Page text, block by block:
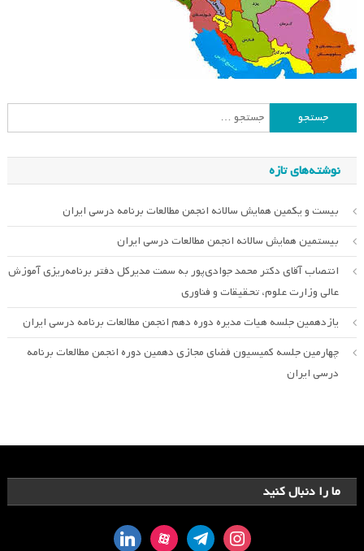
جستجو
برای:
نوشته‌های تازه
بیست و یکمین همایش سالانه انجمن مطالعات برنامه درسی ایران
بیستمین همایش سالانه انجمن مطالعات درسی ایران
انتصاب آقای دکتر محمد جوادی‌پور به سمت مدیرکل دفتر برنامه‌ریزی آموزش
عالی وزارت علوم، تحقیقات و فناوری
یازدهمین جلسه هیات مدیره دوره دهم انجمن مطالعات برنامه درسی ایران
چهارمین جلسه کمیسیون فضای مجازی دهمین دوره انجمن مطالعات برنامه
درسی ایران
ما را دنبال کنید
instagram
telegram
aparat
linkedin